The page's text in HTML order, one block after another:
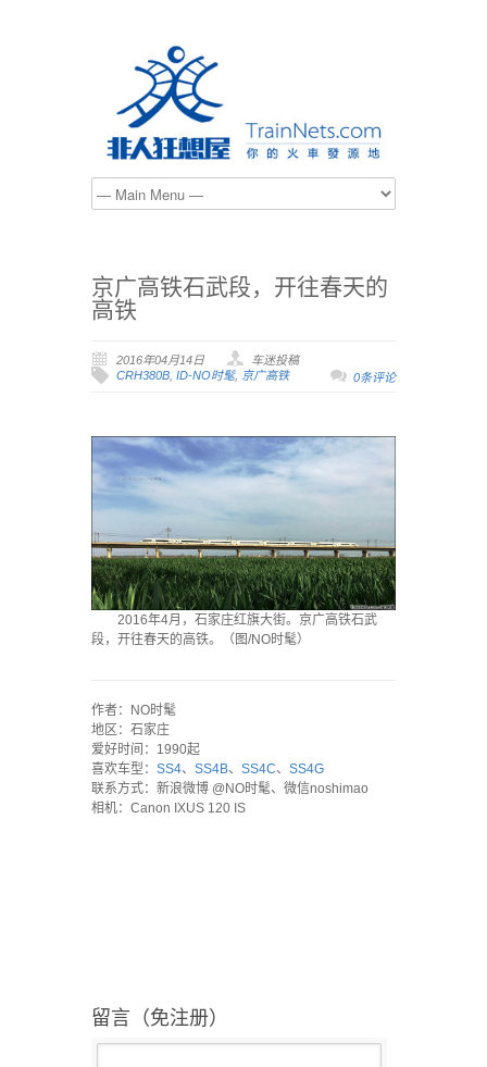
京广高铁石武段，开往春天的
高铁
2016年04月14日
车迷投稿
CRH380B, ID-NO时髦, 京广高铁 0条评论
2016年4月，石家庄红旗大街。京广高铁石武
段，开往春天的高铁。（图/NO时髦）
作者：NO时髦
地区：石家庄
爱好时间：1990起
喜欢车型： SS4、 SS4B、 SS4C、 SS4G
联系方式：新浪微博 @NO时髦、微信noshimao
相机：Canon IXUS 120 IS
留言（免注册）